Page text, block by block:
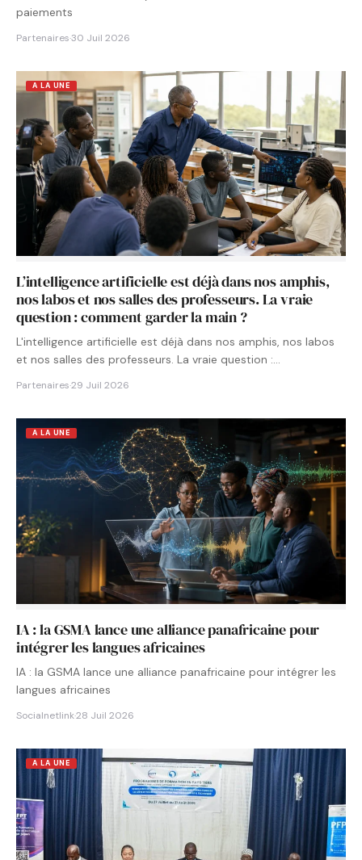
paiements
Partenaires·30 Juil 2026
A LA UNE
L’intelligence artificielle est déjà dans nos amphis,
nos labos et nos salles des professeurs. La vraie
question : comment garder la main ?
L'intelligence artificielle est déjà dans nos amphis, nos labos
et nos salles des professeurs. La vraie question :…
Partenaires·29 Juil 2026
A LA UNE
IA : la GSMA lance une alliance panafricaine pour
intégrer les langues africaines
IA : la GSMA lance une alliance panafricaine pour intégrer les
langues africaines
Socialnetlink·28 Juil 2026
A LA UNE